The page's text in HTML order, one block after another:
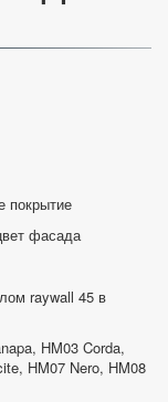
покрытие
фасада
raywall 45 в
HM03 Corda,
HM07 Nero, HM08